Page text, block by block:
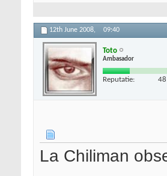
12th June 2008, 09:40
Toto
Ambasador
Reputatie: 48
La Chiliman